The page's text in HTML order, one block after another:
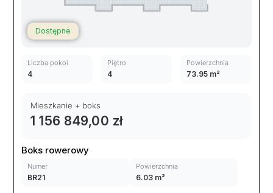
Dostępne
Liczba pokoi
4
Piętro
4
Powierzchnia
73.95 m²
Mieszkanie + boks
1 156 849,00 zł
Boks rowerowy
Numer
BR21
Powierzchnia
6.03 m²